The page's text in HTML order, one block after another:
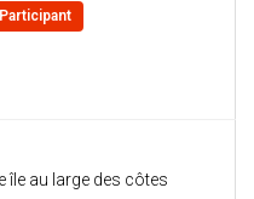
Participant
île au large des côtes